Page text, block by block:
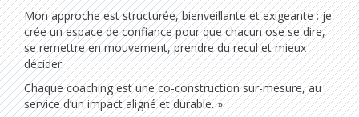
Mon approche est structurée, bienveillante et exigeante : je
crée un espace de confiance pour que chacun ose se dire,
se remettre en mouvement, prendre du recul et mieux
décider.
Chaque coaching est une co-construction sur-mesure, au
service d’un impact aligné et durable. »